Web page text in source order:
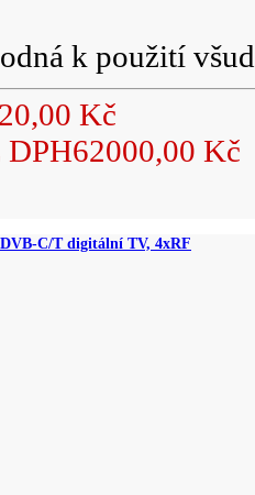
k použití
Kč
DPH62000,00 Kč
C/T digitální TV, 4xRF